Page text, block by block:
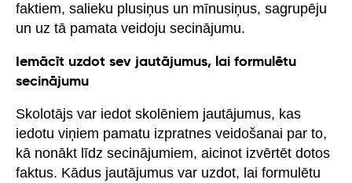
faktiem, salieku plusiņus un mīnusiņus, sagrupēju
un uz tā pamata veidoju secinājumu.
Iemācīt uzdot sev jautājumus, lai formulētu
secinājumu
Skolotājs var iedot skolēniem jautājumus, kas
iedotu viņiem pamatu izpratnes veidošanai par to,
kā nonākt līdz secinājumiem, aicinot izvērtēt dotos
faktus. Kādus jautājumus var uzdot, lai formulētu